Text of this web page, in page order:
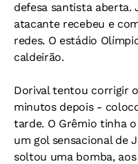
defesa santista aberta.
atacante recebeu e
redes. O estádio
caldeirão.
Dorival tentou corrigir
minutos depois -
tarde. O Grêmio tinha
um gol sensacional de
soltou uma bomba,